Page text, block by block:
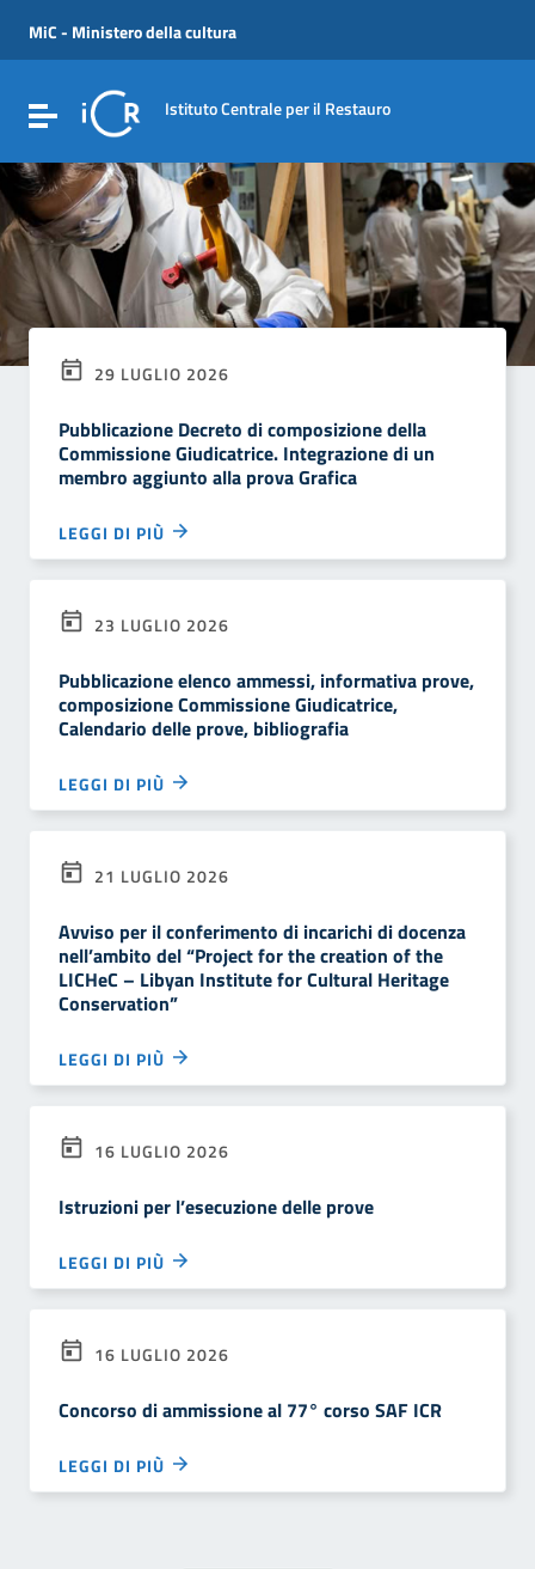
Vai al menu di navigazione
Vai al footer
MiC - Ministero della cultura
Attiva / disattiva la navigazione
Istituto Centrale per il Restauro
29 LUGLIO 2026
Pubblicazione Decreto di composizione della
Commissione Giudicatrice. Integrazione di un
membro aggiunto alla prova Grafica
LEGGI DI PIÙ
23 LUGLIO 2026
Pubblicazione elenco ammessi, informativa prove,
composizione Commissione Giudicatrice,
Calendario delle prove, bibliografia
LEGGI DI PIÙ
21 LUGLIO 2026
Avviso per il conferimento di incarichi di docenza
nell’ambito del “Project for the creation of the
LICHeC – Libyan Institute for Cultural Heritage
Conservation”
LEGGI DI PIÙ
16 LUGLIO 2026
Istruzioni per l’esecuzione delle prove
LEGGI DI PIÙ
16 LUGLIO 2026
Concorso di ammissione al 77° corso SAF ICR
LEGGI DI PIÙ